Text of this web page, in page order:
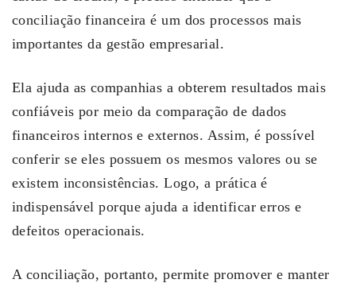
conciliação financeira é um dos processos mais
importantes da gestão empresarial.
Ela ajuda as companhias a obterem resultados mais
confiáveis por meio da comparação de dados
financeiros internos e externos. Assim, é possível
conferir se eles possuem os mesmos valores ou se
existem inconsistências. Logo, a prática é
indispensável porque ajuda a identificar erros e
defeitos operacionais.
A conciliação, portanto, permite promover e manter